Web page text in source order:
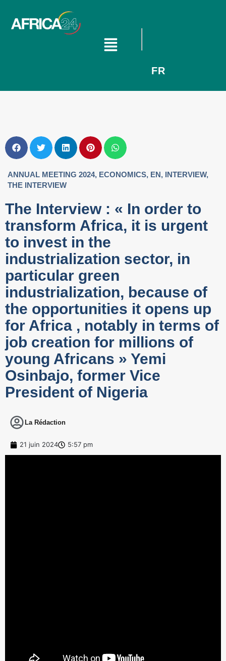
FR
ANNUAL MEETING 2024, ECONOMICS, EN, INTERVIEW,
THE INTERVIEW
The Interview : « In order to
transform Africa, it is urgent
to invest in the
industrialization sector, in
particular green
industrialization, because of
the opportunities it opens up
for Africa , notably in terms of
job creation for millions of
young Africans » Yemi
Osinbajo, former Vice
President of Nigeria
La Rédaction
21 juin 2024 5:57 pm